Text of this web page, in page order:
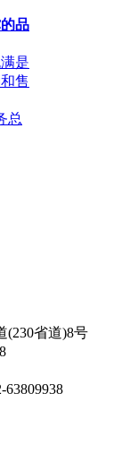
品
是
售
总
(230省道)8号
63809938